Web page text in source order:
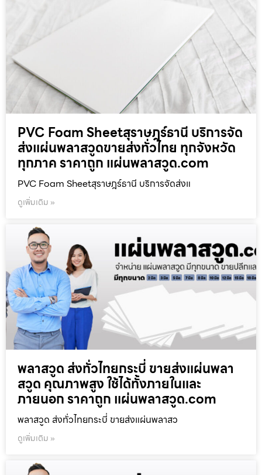
PVC Foam Sheetสุราษฎร์ธานี บริการจัด
ส่งแผ่นพลาสวูดขายส่งทั่วไทย ทุกจังหวัด
ทุกภาค ราคาถูก แผ่นพลาสวูด.com
PVC Foam Sheetสุราษฎร์ธานี บริการจัดส่งแ
ดูเพิ่มเติม »
พลาสวูด ส่งทั่วไทยกระบี่ ขายส่งแผ่นพลา
สวูด คุณภาพสูง ใช้ได้ทั้งภายในและ
ภายนอก ราคาถูก แผ่นพลาสวูด.com
พลาสวูด ส่งทั่วไทยกระบี่ ขายส่งแผ่นพลาสว
ดูเพิ่มเติม »